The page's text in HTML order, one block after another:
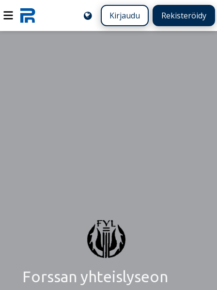
Kirjaudu Rekisteröidy
Forssan yhteislyseon